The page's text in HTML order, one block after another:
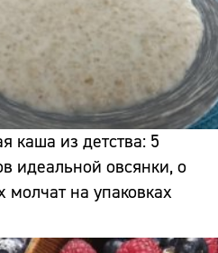
каша из детства: 5
идеальной овсянки, о
молчат на упаковках